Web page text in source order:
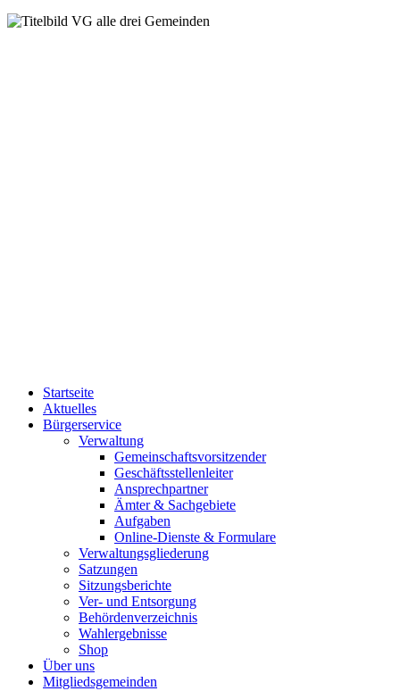
Startseite
Aktuelles
Bürgerservice
Verwaltung
Gemeinschaftsvorsitzender
Geschäftsstellenleiter
Ansprechpartner
Ämter & Sachgebiete
Aufgaben
Online-Dienste & Formulare
Verwaltungsgliederung
Satzungen
Sitzungsberichte
Ver- und Entsorgung
Behördenverzeichnis
Wahlergebnisse
Shop
Über uns
Mitgliedsgemeinden